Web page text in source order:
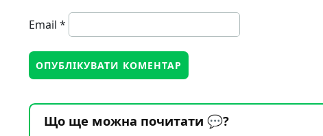
Email *
Що ще можна почитати 💬?